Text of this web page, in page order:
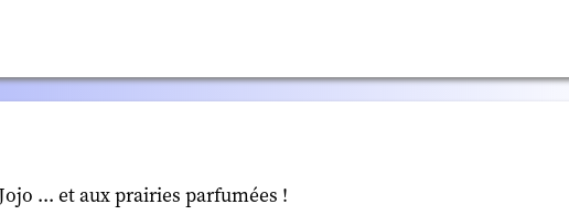
... et aux prairies parfumées !